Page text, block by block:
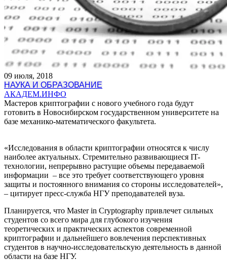
09 июля, 2018
НАУКА И ОБРАЗОВАНИЕ
АКАДЕМ.ИНФО
Мастеров криптографии с нового учебного года будут
готовить в Новосибирском государственном университете на
базе механико-математического факультета.
«Исследования в области криптографии относятся к числу
наиболее актуальных. Стремительно развивающиеся IT-
технологии, непрерывно растущие объемы передаваемой
информации – все это требует соответствующего уровня
защиты и постоянного внимания со стороны исследователей»,
– цитирует пресс-служба НГУ преподавателей вуза.
Планируется, что Master in Cryptography привлечет сильных
студентов со всего мира для глубокого изучения
теоретических и практических аспектов современной
криптографии и дальнейшего вовлечения перспективных
студентов в научно-исследовательскую деятельность в данной
области на базе НГУ.